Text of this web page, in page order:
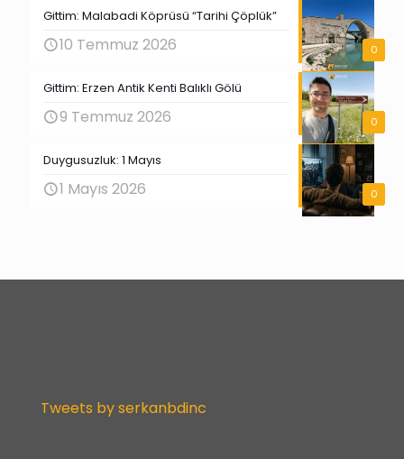
0
Gittim: Malabadi Köprüsü “Tarihi Çöplük”
10 Temmuz 2026
0
Gittim: Erzen Antik Kenti Balıklı Gölü
9 Temmuz 2026
0
Duygusuzluk: 1 Mayıs
1 Mayıs 2026
Tweets by serkanbdinc